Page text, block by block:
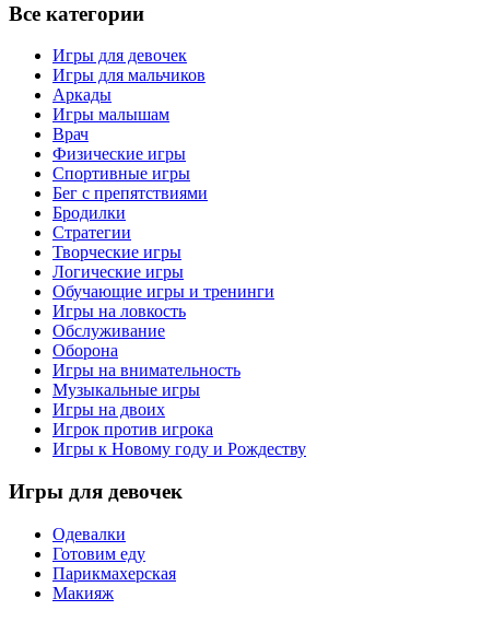
Все категории
Игры для девочек
Игры для мальчиков
Аркады
Игры малышам
Врач
Физические игры
Спортивные игры
Бег с препятствиями
Бродилки
Стратегии
Творческие игры
Логические игры
Обучающие игры и тренинги
Игры на ловкость
Обслуживание
Оборона
Игры на внимательность
Музыкальные игры
Игры на двоих
Игрок против игрока
Игры к Новому году и Рождеству
Игры для девочек
Одевалки
Готовим еду
Парикмахерская
Макияж